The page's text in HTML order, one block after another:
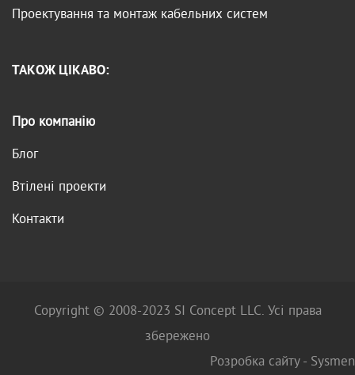
Проектування та монтаж кабельних систем
ТАКОЖ ЦІКАВО:
Про компанію
Блог
Втілені проекти
Контакти
Copyright © 2008-2023 SI Concept LLC. Усі права
збережено
Розробка сайту - Sysmen